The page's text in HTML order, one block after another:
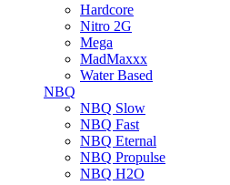
Hardcore
Nitro 2G
Mega
MadMaxxx
Water Based
NBQ
NBQ Slow
NBQ Fast
NBQ Eternal
NBQ Propulse
NBQ H2O